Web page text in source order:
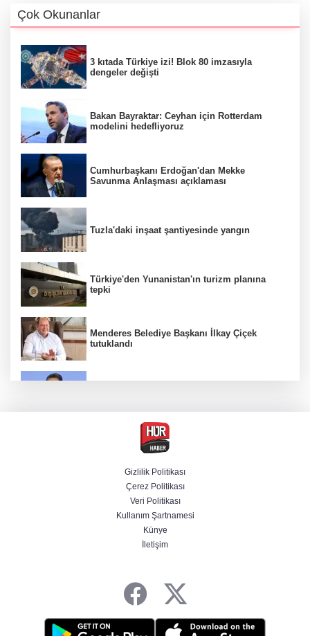
Çok Okunanlar
3 kıtada Türkiye izi! Blok 80 imzasıyla
dengeler değişti
Bakan Bayraktar: Ceyhan için Rotterdam
modelini hedefliyoruz
Cumhurbaşkanı Erdoğan'dan Mekke
Savunma Anlaşması açıklaması
Tuzla'daki inşaat şantiyesinde yangın
Türkiye'den Yunanistan'ın turizm planına
tepki
Menderes Belediye Başkanı İlkay Çiçek
tutuklandı
Hür Ağbaba soruşturmasında MASAK para
hareketlerini inceledi
Bakan Gürlek: Kanunda şehitleri incitecek
düzenleme yok
Gizlilik Politikası
Çerez Politikası
Veri Politikası
Kullanım Şartnamesi
Künye
İletişim